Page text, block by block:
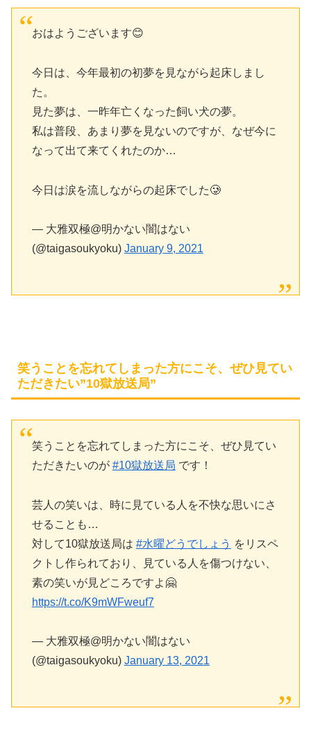
おはようございます😊
今日は、今年最初の初夢を見ながら起床しまし
た。
見た夢は、一昨年亡くなった飼い犬の夢。
私は普段、あまり夢を見ないのですが、なぜ今に
なって出て来てくれたのか…
今日は涙を流しながらの起床でした🥲
— 大雅双極@明かない闇はない
(@taigasoukyoku) January 9, 2021
笑うことを忘れてしまった方にこそ、ぜひ見てい
ただきたい”10獄放送局”
笑うことを忘れてしまった方にこそ、ぜひ見てい
ただきたいのが #10獄放送局 です！
芸人の笑いは、時に見ている人を不快な思いにさ
せることも…
対して10獄放送局は #水曜どうでしょう をリスペ
クトし作られており、見ている人を傷つけない、
素の笑いが見どころですよ🤗
https://t.co/K9mWFweuf7
— 大雅双極@明かない闇はない
(@taigasoukyoku) January 13, 2021